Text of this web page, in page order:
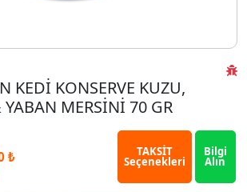
KEDİ KONSERVE KUZU,
MERSİNİ 70 GR
₺ TAKSİT
Seçenekleri
Bilgi
Alın